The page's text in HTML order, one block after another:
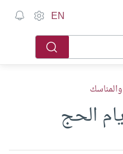
EN
الحج